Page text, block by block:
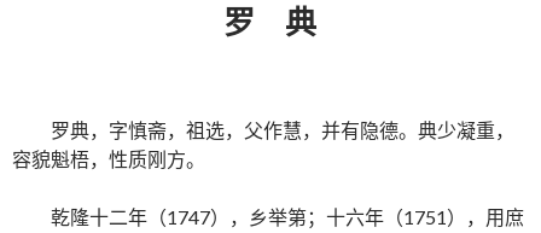
罗 典
罗典，字慎斋，祖选，父作慧，并有隐德。典少凝重，
容貌魁梧，性质刚方。
乾隆十二年（1747），乡举第；十六年（1751），用庶